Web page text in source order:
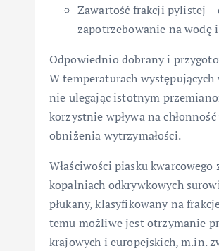
Zawartość frakcji pylistej
zapotrzebowanie na wodę
Odpowiednio dobrany i
W temperaturach
nie ulegając istotnym
korzystnie wpływa na
obniżenia wytrzymałości.
Właściwości piasku
kopalniach odkrywkowych
płukany, klasyfikowany na
temu możliwe jest otrzymanie
krajowych i europejskich, m.in.